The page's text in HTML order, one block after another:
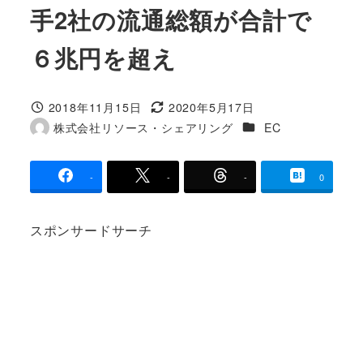
手2社の流通総額が合計で
６兆円を超え
投稿日
2018年11月15日
更新日
2020年5月17日
著
株式会社リソース・シェアリング カテゴリー
EC
- - - 0
スポンサードサーチ